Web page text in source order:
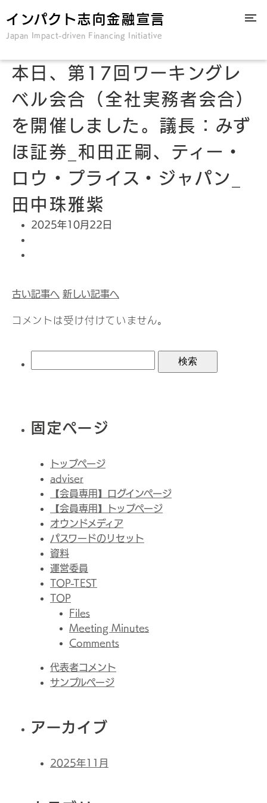
インパクト志向金融宣言
Japan Impact-driven Financing Initiative
本日、第17回ワーキングレ
ベル会合（全社実務者会合）
を開催しました。議長：みず
ほ証券_和田正嗣、ティー・
ロウ・プライス・ジャパン_
田中珠雅紫
2025年10月22日
古い記事へ 新しい記事へ
コメントは受け付けていません。
固定ページ
トップページ
adviser
【会員専用】ログインページ
【会員専用】トップページ
オウンドメディア
パスワードのリセット
資料
運営委員
TOP-TEST
TOP
Files
Meeting Minutes
Comments
代表者コメント
サンプルページ
アーカイブ
2025年11月